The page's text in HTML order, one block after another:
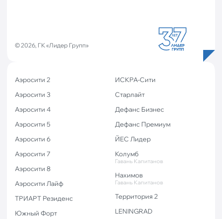
© 2026, ГК «Лидер Групп»
Аэросити 2
Аэросити 3
Аэросити 4
Аэросити 5
Аэросити 6
Аэросити 7
Аэросити 8
Аэросити Лайф
ТРИАРТ Резиденс
Южный Форт
ИСКРА-Сити
Старлайт
Дефанс Бизнес
Дефанс Премиум
ЙЕС Лидер
Колумб
Гавань Капитанов
Нахимов
Гавань Капитанов
Территория 2
LENINGRAD